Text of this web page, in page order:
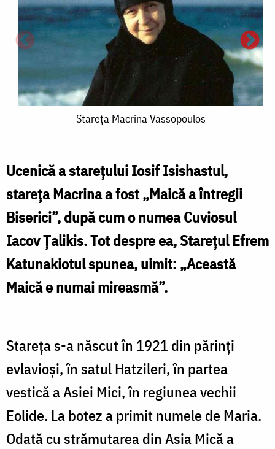
Stareța Macrina Vassopoulos
Ucenică a starețului Iosif Isishastul,
stareța Macrina a fost „Maică a întregii
Biserici”, după cum o numea Cuviosul
Iacov Ţalikis. Tot despre ea, Stareţul Efrem
Katunakiotul spunea, uimit: „Această
Maică e numai mireasmă”.
Stareța s-a născut în 1921 din părinţi
evlavioşi, în satul Hatzileri, în partea
vestică a Asiei Mici, în regiunea vechii
Eolide. La botez a primit numele de Maria.
Odată cu strămutarea din Asia Mică a